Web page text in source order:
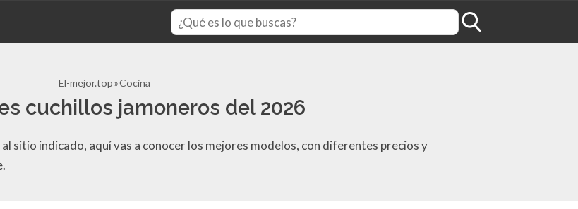
El-mejor.top Cocina
cuchillos jamoneros del 2026
sitio indicado, aquí vas a conocer los mejores modelos, con diferentes precios y